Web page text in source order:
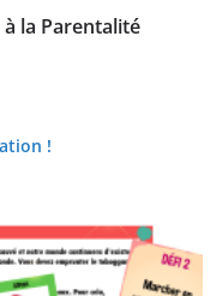
la Parentalité
!